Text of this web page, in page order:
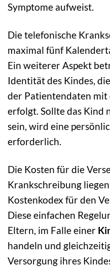
Symptome aufweist.
Die telefonische
maximal fünf
Ein weiterer Aspekt
Identität des Kindes,
der Patientendaten
erfolgt. Sollte das Kind
sein, wird eine
erforderlich.
Die Kosten für die
Krankschreibung
Kostenkodex für den
Diese einfachen
Eltern, im Falle einer
handeln und
Versorgung ihres